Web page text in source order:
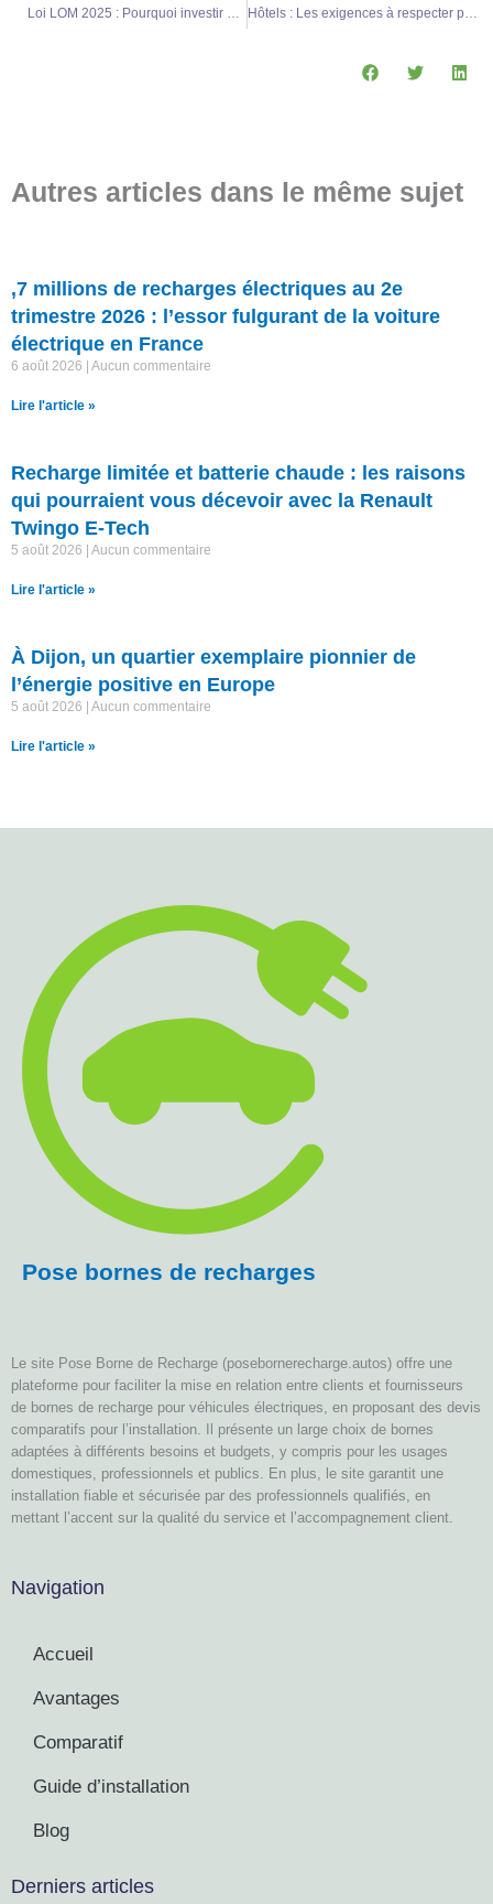
Loi LOM 2025 : Pourquoi investir dans une borne de recharge ? Voici trois bonnes raisons. Hôtels : Les exigences à respecter pour l’installation d’une borne en 2025
Autres articles dans le même sujet
,7 millions de recharges électriques au 2e
trimestre 2026 : l’essor fulgurant de la voiture
électrique en France
6 août 2026 Aucun commentaire
Lire l'article »
Recharge limitée et batterie chaude : les raisons
qui pourraient vous décevoir avec la Renault
Twingo E-Tech
5 août 2026 Aucun commentaire
Lire l'article »
À Dijon, un quartier exemplaire pionnier de
l’énergie positive en Europe
5 août 2026 Aucun commentaire
Lire l'article »
Pose bornes de recharges
Le site Pose Borne de Recharge (posebornerecharge.autos) offre une
plateforme pour faciliter la mise en relation entre clients et fournisseurs
de bornes de recharge pour véhicules électriques, en proposant des devis
comparatifs pour l’installation. Il présente un large choix de bornes
adaptées à différents besoins et budgets, y compris pour les usages
domestiques, professionnels et publics. En plus, le site garantit une
installation fiable et sécurisée par des professionnels qualifiés, en
mettant l’accent sur la qualité du service et l’accompagnement client.
Navigation
Accueil
Avantages
Comparatif
Guide d’installation
Blog
Derniers articles